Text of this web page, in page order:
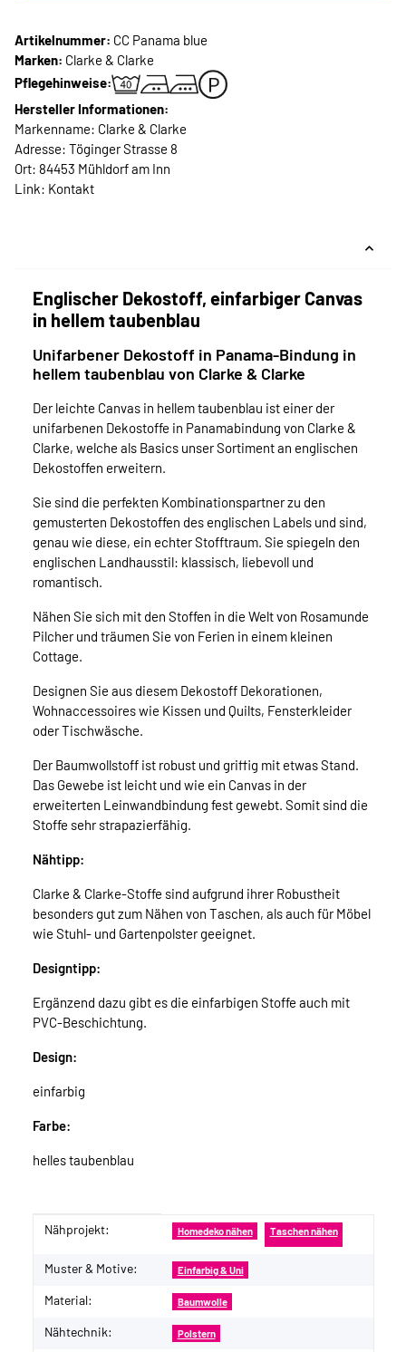
Artikelnummer: CC Panama blue
Marken: Clarke & Clarke
Pflegehinweise:
Hersteller Informationen:
Markenname: Clarke & Clarke
Adresse: Töginger Strasse 8
Ort: 84453 Mühldorf am Inn
Link: Kontakt
Englischer Dekostoff, einfarbiger Canvas
in hellem taubenblau
Unifarbener Dekostoff in Panama-Bindung in
hellem taubenblau von Clarke & Clarke
Der leichte Canvas in hellem taubenblau ist einer der
unifarbenen Dekostoffe in Panamabindung von Clarke &
Clarke, welche als Basics unser Sortiment an englischen
Dekostoffen erweitern.
Sie sind die perfekten Kombinationspartner zu den
gemusterten Dekostoffen des englischen Labels und sind,
genau wie diese, ein echter Stofftraum. Sie spiegeln den
englischen Landhausstil: klassisch, liebevoll und
romantisch.
Nähen Sie sich mit den Stoffen in die Welt von Rosamunde
Pilcher und träumen Sie von Ferien in einem kleinen
Cottage.
Designen Sie aus diesem Dekostoff Dekorationen,
Wohnaccessoires wie Kissen und Quilts, Fensterkleider
oder Tischwäsche.
Der Baumwollstoff ist robust und griffig mit etwas Stand.
Das Gewebe ist leicht und wie ein Canvas in der
erweiterten Leinwandbindung fest gewebt. Somit sind die
Stoffe sehr strapazierfähig.
Nähtipp:
Clarke & Clarke-Stoffe sind aufgrund ihrer Robustheit
besonders gut zum Nähen von Taschen, als auch für Möbel
wie Stuhl- und Gartenpolster geeignet.
Designtipp:
Ergänzend dazu gibt es die einfarbigen Stoffe auch mit
PVC-Beschichtung.
Design:
einfarbig
Farbe:
helles taubenblau
Produkteigenschaft
Wert
Nähprojekt: Homedeko nähen Taschen nähen
Muster & Motive: Einfarbig & Uni
Material: Baumwolle
Nähtechnik: Polstern